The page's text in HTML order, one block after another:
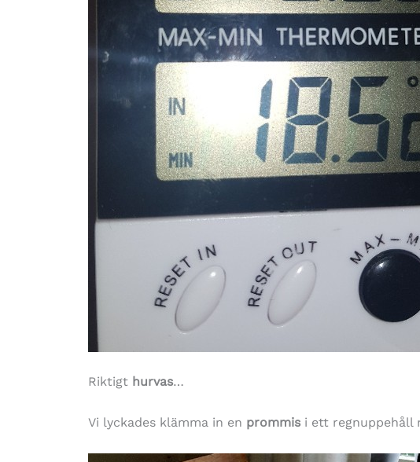
Riktigt hurvas…
Vi lyckades klämma in en prommis i ett regnuppehåll